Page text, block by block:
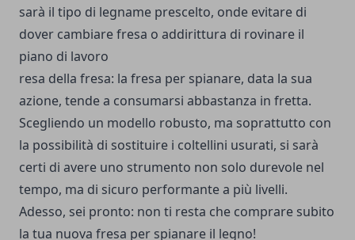
sarà il tipo di legname prescelto, onde evitare di
dover cambiare fresa o addirittura di rovinare il
piano di lavoro
resa della fresa: la fresa per spianare, data la sua
azione, tende a consumarsi abbastanza in fretta.
Scegliendo un modello robusto, ma soprattutto con
la possibilità di sostituire i coltellini usurati, si sarà
certi di avere uno strumento non solo durevole nel
tempo, ma di sicuro performante a più livelli.
Adesso, sei pronto: non ti resta che comprare subito
la tua nuova fresa per spianare il legno!